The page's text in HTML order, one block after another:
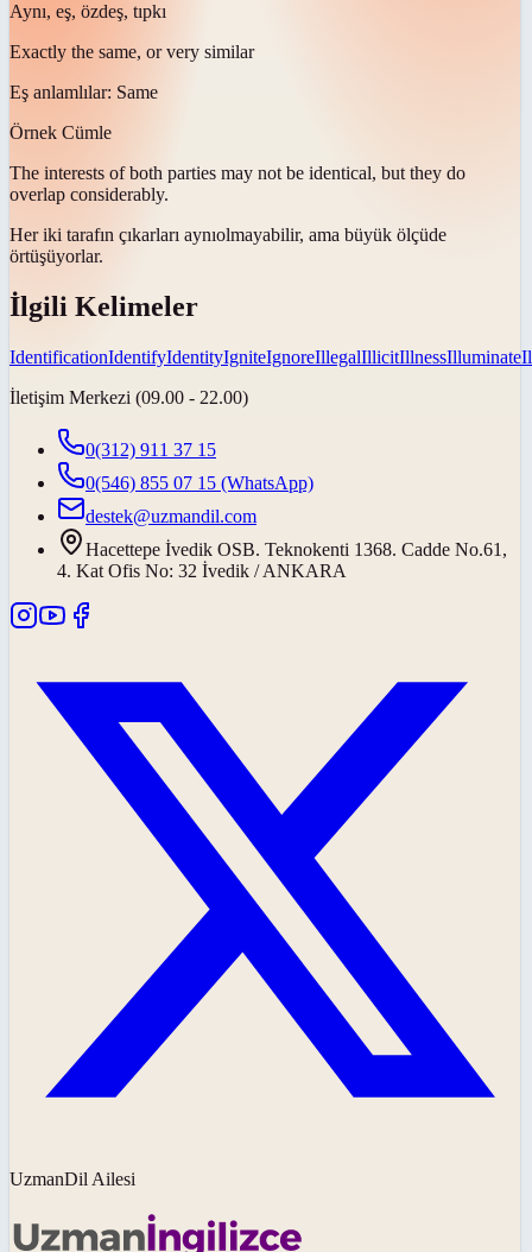
Aynı, eş, özdeş, tıpkı
Exactly the same, or very similar
Eş anlamlılar: Same
Örnek Cümle
The interests of both parties may not be identical, but they do
overlap considerably.
Her iki tarafın çıkarları aynıolmayabilir, ama büyük ölçüde
örtüşüyorlar.
İlgili Kelimeler
IdentificationIdentifyIdentityIgniteIgnoreIllegalIllicitIllnessIlluminate
İletişim Merkezi (09.00 - 22.00)
0(312) 911 37 15
0(546) 855 07 15 (WhatsApp)
destek@uzmandil.com
Hacettepe İvedik OSB. Teknokenti 1368. Cadde No.61,
4. Kat Ofis No: 32 İvedik / ANKARA
UzmanDil Ailesi